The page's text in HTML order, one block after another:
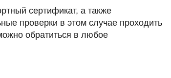
сертификат, а также
проверки в этом случае проходить
обратиться в любое